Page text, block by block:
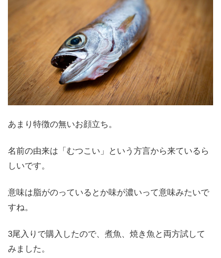
あまり特徴の無いお顔立ち。
名前の由来は「むつこい」という方言から来ているら
しいです。
意味は脂がのっているとか味が濃いって意味みたいで
すね。
3尾入りで購入したので、煮魚、焼き魚と両方試して
みました。